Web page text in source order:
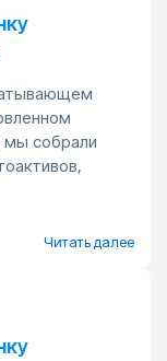
мы собрали
Читать далее